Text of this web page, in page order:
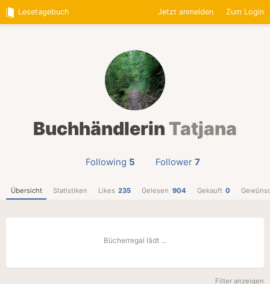
Lesetagebuch Jetzt anmelden Zum Login
Buchhändlerin Tatjana
Following 5 Follower 7
Übersicht Statistiken Likes 235 Gelesen 904 Gekauft 0
Bücherregal lädt …
Filter anzeigen